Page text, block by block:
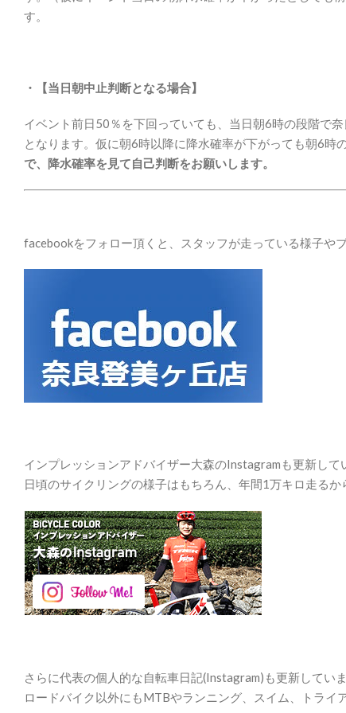
す。
・【当日朝中止判断となる場合】
イベント前日50％を下回っていても、当日朝6時の段階で
となります。仮に朝6時以降に降水確率が下がっても朝6時
で、降水確率を見て自己判断をお願いします。
facebookをフォロー頂くと、スタッフが走っている様子や
インプレッションアドバイザー大森のInstagramも更新して
日頃のサイクリングの様子はもちろん、年間1万キロ走る
さらに代表の個人的な自転車日記(Instagram)も更新していま
ロードバイク以外にもMTBやランニング、スイム、トライ